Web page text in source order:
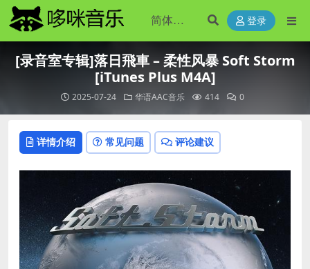
登录
[录音室专辑]落日飛車 – 柔性风暴 Soft Storm
[iTunes Plus M4A]
2025-07-24 华语AAC音乐 414 0
详情介绍 常见问题 评论建议